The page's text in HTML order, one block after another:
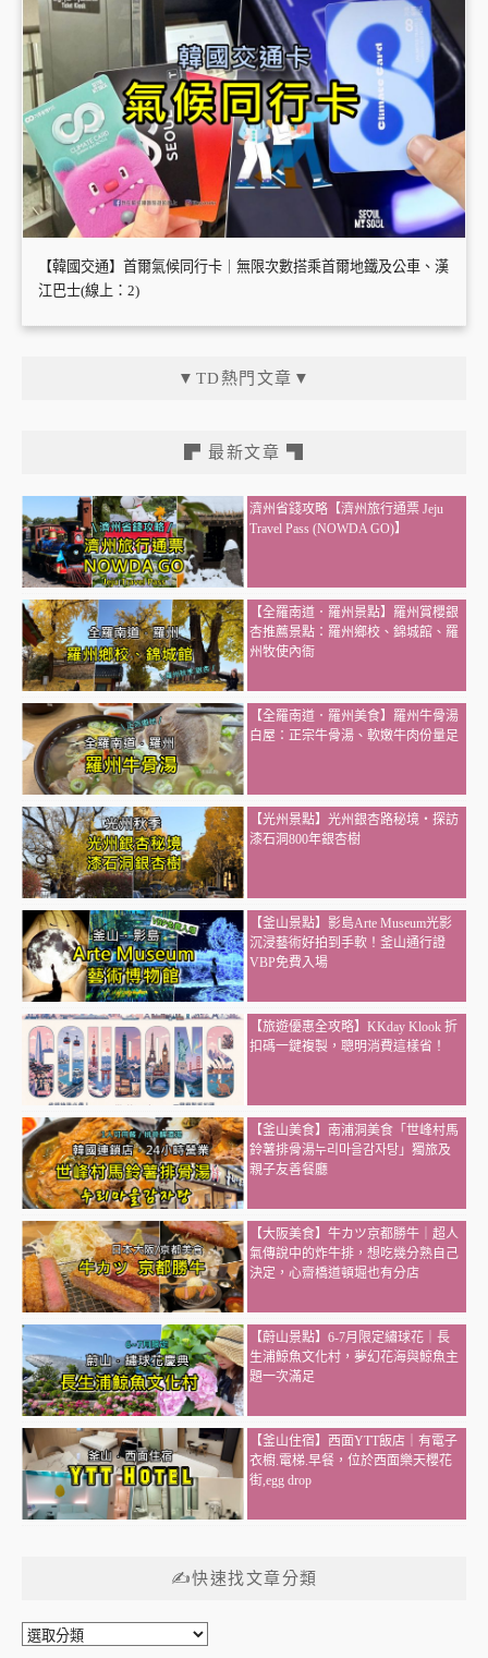
【韓國交通】首爾氣候同行卡｜無限次數搭乘首爾地鐵及公車、漢
江巴士(線上：2)
▼TD熱門文章▼
▛ 最新文章 ▜
濟州省錢攻略【濟州旅行通票 Jeju
Travel Pass (NOWDA GO)】
【全羅南道．羅州景點】羅州賞櫻銀
杏推薦景點：羅州鄉校、錦城館、羅
州牧使內衙
【全羅南道．羅州美食】羅州牛骨湯
白屋：正宗牛骨湯、軟嫩牛肉份量足
【光州景點】光州銀杏路秘境・探訪
漆石洞800年銀杏樹
【釜山景點】影島Arte Museum光影
沉浸藝術好拍到手軟！釜山通行證
VBP免費入場
【旅遊優惠全攻略】KKday Klook 折
扣碼一鍵複製，聰明消費這樣省！
【釜山美食】南浦洞美食「世峰村馬
鈴薯排骨湯누리마을감자탕」獨旅及
親子友善餐廳
【大阪美食】牛カツ京都勝牛｜超人
氣傳說中的炸牛排，想吃幾分熟自己
決定，心齋橋道頓堀也有分店
【蔚山景點】6-7月限定繡球花｜長
生浦鯨魚文化村，夢幻花海與鯨魚主
題一次滿足
【釜山住宿】西面YTT飯店｜有電子
衣櫥.電梯.早餐，位於西面樂天櫻花
街,egg drop
✍快速找文章分類
✍